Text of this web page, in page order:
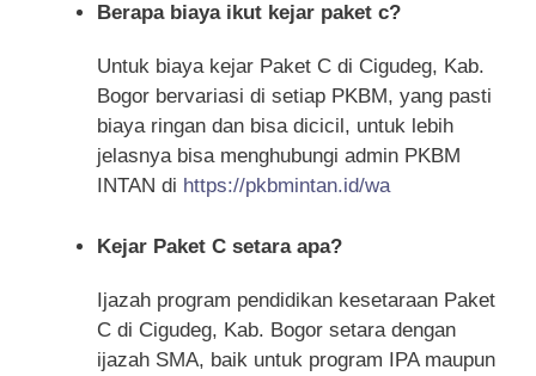
Berapa biaya ikut kejar paket c?
Untuk biaya kejar Paket C di Cigudeg, Kab.
Bogor bervariasi di setiap PKBM, yang pasti
biaya ringan dan bisa dicicil, untuk lebih
jelasnya bisa menghubungi admin PKBM
INTAN di https://pkbmintan.id/wa
Kejar Paket C setara apa?
Ijazah program pendidikan kesetaraan Paket
C di Cigudeg, Kab. Bogor setara dengan
ijazah SMA, baik untuk program IPA maupun